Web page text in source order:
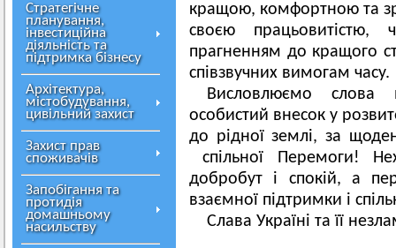
Стратегічне
планування,
інвестиційна
діяльність та
підтримка бізнесу
Архітектура,
містобудування,
цивільний захист
Захист прав
споживачів
Запобігання та
протидія
домашньому
насильству
кращою, комфортною та
своєю працьовитістю,
прагненням до кращого
співзвучних вимогам часу.
Висловлюємо слова
особистий внесок у
до рідної землі, за
спільної Перемоги!
добробут і спокій, а
взаємної підтримки і
Слава Україні та її